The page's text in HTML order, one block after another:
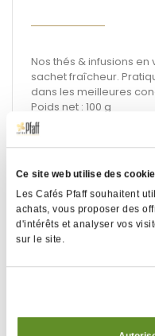
Ce site web utilise des
Les Cafés Pfaff souhaitent
achats, vous proposer des
d'intérêts et analyser vos
sur le site.
Nos thés & infusions
sachet fraîcheur.
dans les meilleures
Poids net : 100 g
DLUO conseillée de 30
Description
Détails
techniques
Je souhaite